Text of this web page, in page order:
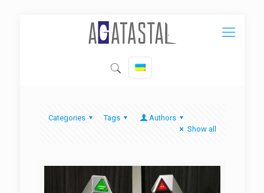
Categories Tags
Authors
Show all